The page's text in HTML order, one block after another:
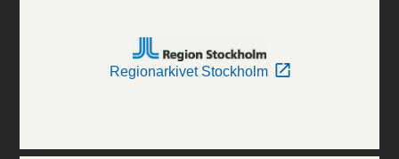
Regionarkivet Stockholm